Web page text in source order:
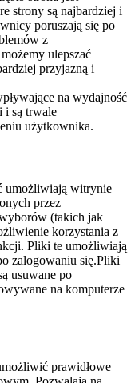
strony są najbardziej i
poruszają się po
z
ulepszać
przyjazną i
na wydajność
i są trwale
użytkownika.
umożliwiają witrynie
przez
(takich jak
korzystania z
Pliki te umożliwiają
zalogowaniu się.Pliki
usuwane po
na komputerze
prawidłowe